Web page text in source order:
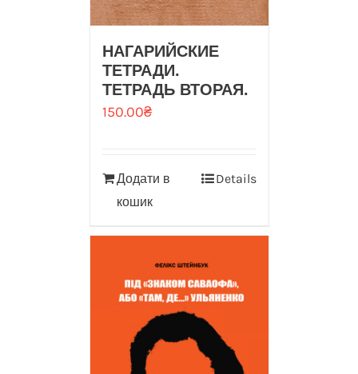
НАГАРИЙСКИЕ
ТЕТРАДИ.
ТЕТРАДЬ ВТОРАЯ.
150.00₴
Додати в
кошик
Details